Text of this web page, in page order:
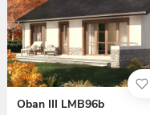
Oban III LMB96b